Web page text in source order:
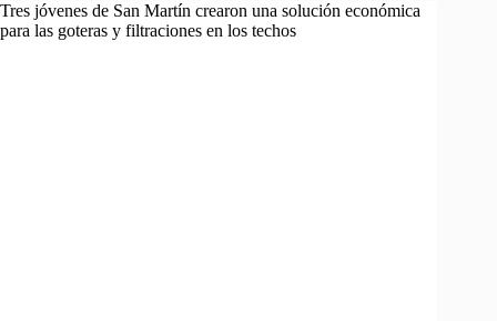
Tres jóvenes de San Martín crearon una solución económica
para las goteras y filtraciones en los techos